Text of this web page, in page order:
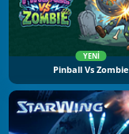
YENI
Pinball Vs Zombie